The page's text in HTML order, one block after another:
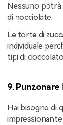
Nessuno potrà
di nocciolate.
Le torte di
individuale
tipi di
9.
Hai bisogno di